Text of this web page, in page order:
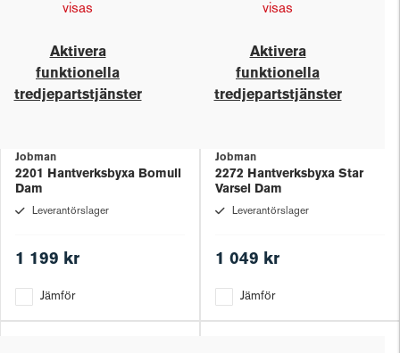
visas
Aktivera
funktionella
tredjepartstjänster
Jobman
2201 Hantverksbyxa Bomull
Dam
Leverantörslager
1 199 kr
Jämför
visas
Aktivera
funktionella
tredjepartstjänster
Jobman
2272 Hantverksbyxa Star
Varsel Dam
Leverantörslager
1 049 kr
Jämför